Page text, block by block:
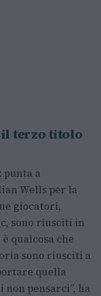
terzo titolo
a
Wells per la
giocatori,
sono riusciti in
qualcosa che
sono riusciti a
quella
pensarci”, ha